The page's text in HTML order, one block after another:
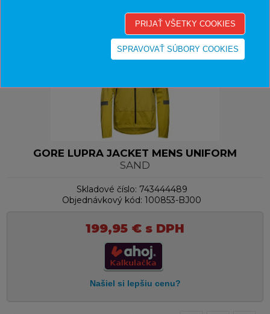
GORE LUPRA JACKET MENS UNIFORM
SAND
Skladové číslo: 743444489
Objednávkový kód: 100853-BJ00
199,95 € s DPH